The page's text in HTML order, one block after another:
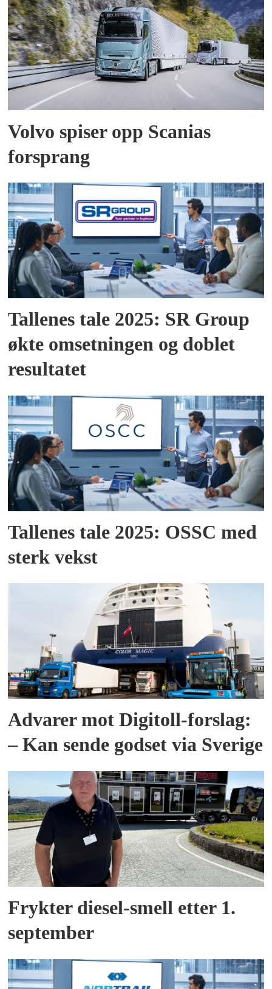
Volvo spiser opp Scanias
forsprang
Tallenes tale 2025: SR Group
økte omsetningen og doblet
resultatet
Tallenes tale 2025: OSSC med
sterk vekst
Advarer mot Digitoll-forslag:
– Kan sende godset via Sverige
Frykter diesel-smell etter 1.
september